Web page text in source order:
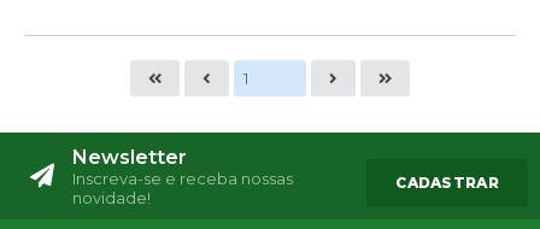
Newsletter
Inscreva-se e receba nossas
novidade!
CADASTRAR